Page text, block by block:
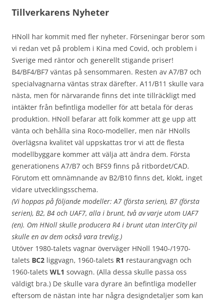
Tillverkarens Nyheter
HNoll har kommit med fler nyheter. Förseningar beror som
vi redan vet på problem i Kina med Covid, och problem i
Sverige med räntor och generellt stigande priser!
B4/BF4/BF7 väntas på sensommaren. Resten av A7/B7 och
specialvagnarna väntas strax därefter. A11/B11 skulle vara
nästa, men för närvarande finns det inte tillräckligt med
intäkter från befintliga modeller för att betala för deras
produktion. HNoll befarar att folk kommer att ge upp att
vänta och behålla sina Roco-modeller, men när HNolls
överlägsna kvalitet väl uppskattas tror vi att de flesta
modellbyggare kommer att välja att ändra dem. Första
generationens A7/B7 och BFS9 finns på ritbordet/CAD.
Förutom ett omnämnande av B2/B10 finns det, klokt, inget
vidare utvecklingsschema.
(Vi hoppas på följande modeller: A7 (första serien), B7 (första
serien), B2, B4 och UAF7, alla i brunt, två av varje utom UAF7
(en). Om HNoll skulle producera R4 i brunt utan InterCity pil
skulle en av dem också vara trevlig.)
Utöver 1980-talets vagnar överväger HNoll 1940-/1970-
talets BC2 liggvagn, 1960-talets R1 restaurangvagn och
1960-talets WL1 sovvagn. (Alla dessa skulle passa oss
väldigt bra.) De skulle vara dyrare än befintliga modeller
eftersom de nästan inte har några designdetaljer som kan